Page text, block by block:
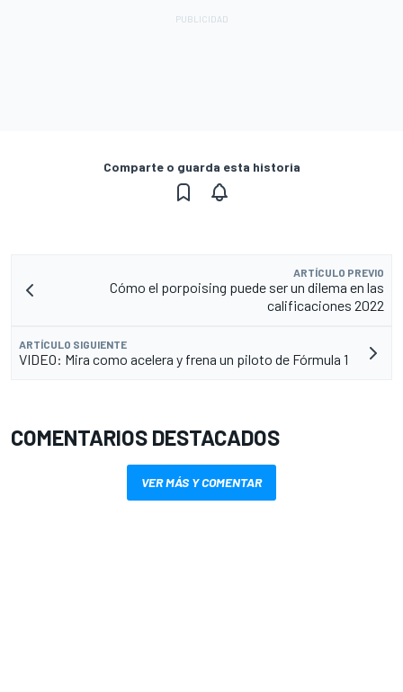
Comparte o guarda esta historia
ARTÍCULO PREVIO
Cómo el porpoising puede ser un dilema en las
calificaciones 2022
ARTÍCULO SIGUIENTE
VIDEO: Mira como acelera y frena un piloto de Fórmula 1
COMENTARIOS DESTACADOS
VER MÁS Y COMENTAR